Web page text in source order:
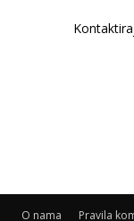
O nama Pravila